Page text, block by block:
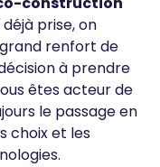
prise, on
renfort de
à prendre
êtes acteur de
le passage en
choix et les